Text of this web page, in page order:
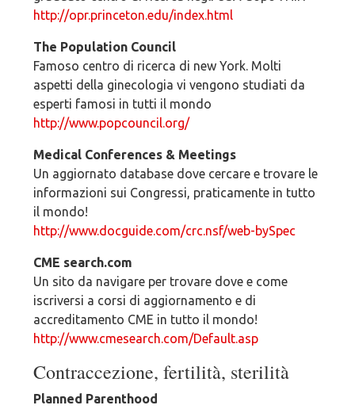
http://opr.princeton.edu/index.html
The Population Council
Famoso centro di ricerca di new York. Molti
aspetti della ginecologia vi vengono studiati da
esperti famosi in tutti il mondo
http://www.popcouncil.org/
Medical Conferences & Meetings
Un aggiornato database dove cercare e trovare le
informazioni sui Congressi, praticamente in tutto
il mondo!
http://www.docguide.com/crc.nsf/web-bySpec
CME search.com
Un sito da navigare per trovare dove e come
iscriversi a corsi di aggiornamento e di
accreditamento CME in tutto il mondo!
http://www.cmesearch.com/Default.asp
Contraccezione, fertilità, sterilità
Planned Parenthood